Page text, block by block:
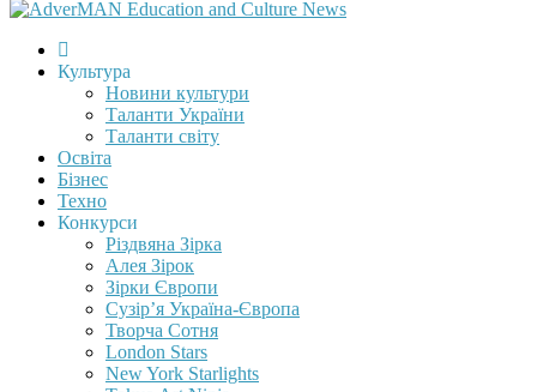
Культура
Новини культури
Таланти України
Таланти світу
Освіта
Бізнес
Техно
Конкурси
Різдвяна Зірка
Алея Зірок
Зірки Європи
Сузір’я Україна-Європа
Творча Сотня
London Stars
New York Starlights